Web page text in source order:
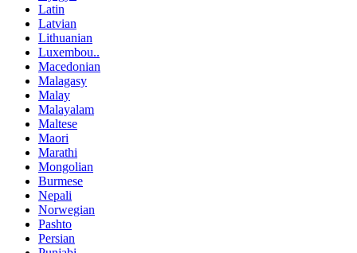
Latin
Latvian
Lithuanian
Luxembou..
Macedonian
Malagasy
Malay
Malayalam
Maltese
Maori
Marathi
Mongolian
Burmese
Nepali
Norwegian
Pashto
Persian